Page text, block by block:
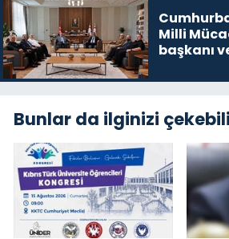
Milli
başkanı
Bunlar da ilginizi